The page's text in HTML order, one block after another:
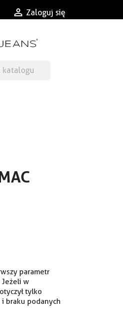
 Zaloguj się
parametr
Jeżeli w
tylko
braku podanych